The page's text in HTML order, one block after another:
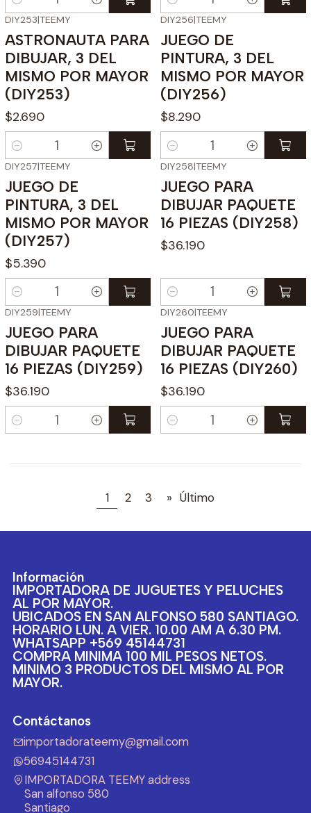
Cantidad Cantidad
DIY253|TEEMY
ASTRONAUTA PARA
DIBUJAR, 3 DEL
MISMO POR MAYOR
(DIY253)
$2.690
Cantidad
DIY256|TEEMY
JUEGO DE
PINTURA, 3 DEL
MISMO POR MAYOR
(DIY256)
$8.290
Cantidad
DIY257|TEEMY
JUEGO DE
PINTURA, 3 DEL
MISMO POR MAYOR
(DIY257)
$5.390
Cantidad
DIY258|TEEMY
JUEGO PARA
DIBUJAR PAQUETE
16 PIEZAS (DIY258)
$36.190
Cantidad
DIY259|TEEMY
JUEGO PARA
DIBUJAR PAQUETE
16 PIEZAS (DIY259)
$36.190
Cantidad
DIY260|TEEMY
JUEGO PARA
DIBUJAR PAQUETE
16 PIEZAS (DIY260)
$36.190
Cantidad
1 2 3 » Último
Información
IMPORTADORA DE JUGUETES Y PELUCHES
AL POR MAYOR.
UBICADOS EN SAN ALFONSO 580 SANTIAGO.
HORARIO LUN. A VIER. 10.00 AM A 6.30 PM.
WHATSAPP +569 45144731
COMPRA MINIMA 100 MIL PESOS NETOS.
MINIMO 3 PRODUCTOS DEL MISMO AL POR
MAYOR.
Contáctanos
importadorateemy@gmail.com
56945144731
IMPORTADORA TEEMY address
San alfonso 580
Santiago